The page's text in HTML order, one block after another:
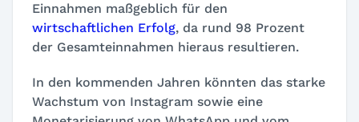
Einnahmen maßgeblich für den
wirtschaftlichen Erfolg, da rund 98 Prozent
der Gesamteinnahmen hieraus resultieren.
In den kommenden Jahren könnten das starke
Wachstum von Instagram sowie eine